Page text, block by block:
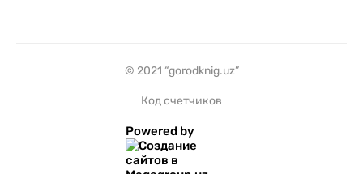
© 2021 “gorodknig.uz”
Код счетчиков
Powered by